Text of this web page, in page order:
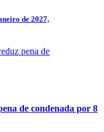
de 2027,
de condenada por 8